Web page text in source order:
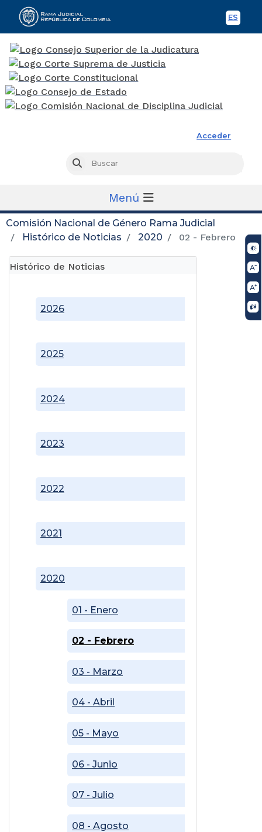
ES
Acceder
Buscar
Menú
Comisión Nacional de Género Rama Judicial
Histórico de Noticias
2020 02 - Febrero
Histórico de Noticias
2020
01 - Enero
02 - Febrero
03 - Marzo
04 - Abril
05 - Mayo
06 - Junio
07 - Julio
08 - Agosto
2021
2022
2023
2024
2025
2026